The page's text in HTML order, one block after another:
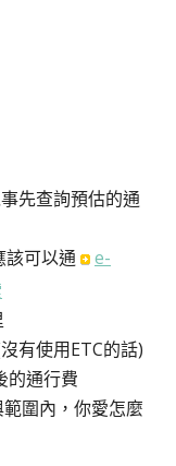
先查詢預估的通
該可以通
e-
有使用ETC的話)
的通行費
圍內，你愛怎麼